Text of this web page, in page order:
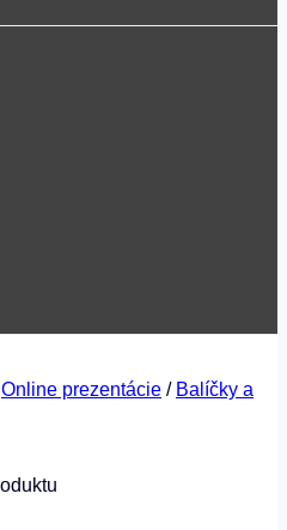
Online prezentácie / Balíčky a